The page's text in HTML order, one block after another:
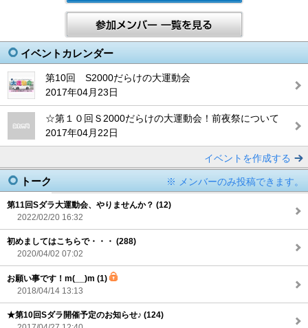
イベントカレンダー
第10回 S2000だらけの大運動会
2017年04月23日
☆第１０回Ｓ2000だらけの大運動会！前夜祭について
2017年04月22日
イベントを作成する
※ メンバーのみ投稿できます。
トーク
第11回Sダラ大運動会、やりませんか？ (12)
2022/02/20 16:32
初めましてはこちらで・・・ (288)
2020/04/02 07:02
お願い事です！m(__)m (1)
2018/04/14 13:13
★第10回Sダラ開催予定のお知らせ♪ (124)